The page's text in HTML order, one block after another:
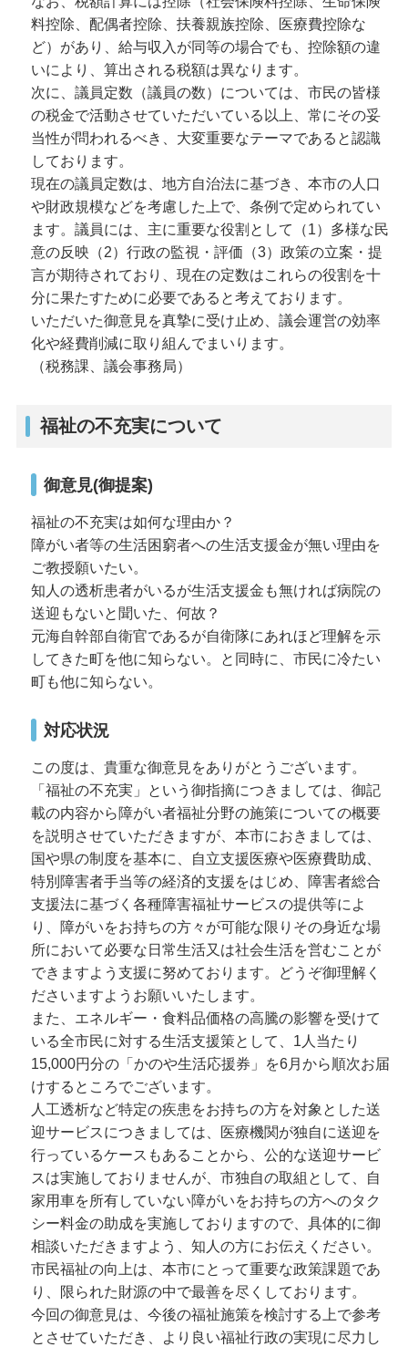
料控除、配偶者控除、扶養親族控除、医療費控除な
ど）があり、給与収入が同等の場合でも、控除額の違
いにより、算出される税額は異なります。
次に、議員定数（議員の数）については、市民の皆様
の税金で活動させていただいている以上、常にその妥
当性が問われるべき、大変重要なテーマであると認識
しております。
現在の議員定数は、地方自治法に基づき、本市の人口
や財政規模などを考慮した上で、条例で定められてい
ます。議員には、主に重要な役割として（1）多様な民
意の反映（2）行政の監視・評価（3）政策の立案・提
言が期待されており、現在の定数はこれらの役割を十
分に果たすために必要であると考えております。
いただいた御意見を真摯に受け止め、議会運営の効率
化や経費削減に取り組んでまいります。
（税務課、議会事務局）
福祉の不充実について
御意見(御提案)
福祉の不充実は如何な理由か？
障がい者等の生活困窮者への生活支援金が無い理由を
ご教授願いたい。
知人の透析患者がいるが生活支援金も無ければ病院の
送迎もないと聞いた、何故？
元海自幹部自衛官であるが自衛隊にあれほど理解を示
してきた町を他に知らない。と同時に、市民に冷たい
町も他に知らない。
対応状況
この度は、貴重な御意見をありがとうございます。
「福祉の不充実」という御指摘につきましては、御記
載の内容から障がい者福祉分野の施策についての概要
を説明させていただきますが、本市におきましては、
国や県の制度を基本に、自立支援医療や医療費助成、
特別障害者手当等の経済的支援をはじめ、障害者総合
支援法に基づく各種障害福祉サービスの提供等によ
り、障がいをお持ちの方々が可能な限りその身近な場
所において必要な日常生活又は社会生活を営むことが
できますよう支援に努めております。どうぞ御理解く
ださいますようお願いいたします。
また、エネルギー・食料品価格の高騰の影響を受けて
いる全市民に対する生活支援策として、1人当たり
15,000円分の「かのや生活応援券」を6月から順次お届
けするところでございます。
人工透析など特定の疾患をお持ちの方を対象とした送
迎サービスにつきましては、医療機関が独自に送迎を
行っているケースもあることから、公的な送迎サービ
スは実施しておりませんが、市独自の取組として、自
家用車を所有していない障がいをお持ちの方へのタク
シー料金の助成を実施しておりますので、具体的に御
相談いただきますよう、知人の方にお伝えください。
市民福祉の向上は、本市にとって重要な政策課題であ
り、限られた財源の中で最善を尽くしております。
今回の御意見は、今後の福祉施策を検討する上で参考
とさせていただき、より良い福祉行政の実現に尽力し